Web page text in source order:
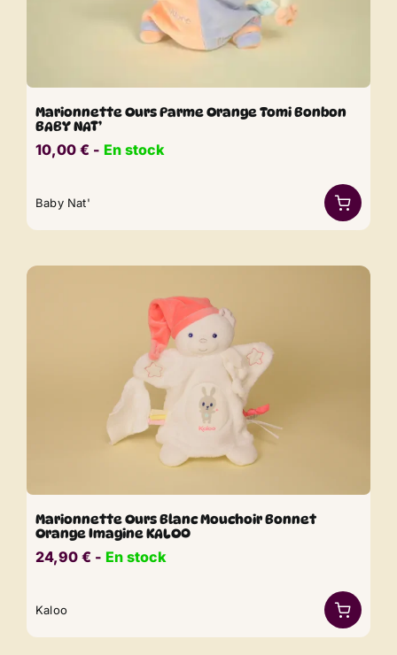
Marionnette Ours Parme Orange Tomi Bonbon
BABY NAT’
10,00 € ​​ - En stock
Baby Nat'
Marionnette Ours Blanc Mouchoir Bonnet
Orange Imagine KALOO
24,90 € ​​ - En stock
Kaloo